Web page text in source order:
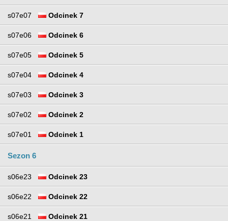
s07e07 Odcinek 7
s07e06 Odcinek 6
s07e05 Odcinek 5
s07e04 Odcinek 4
s07e03 Odcinek 3
s07e02 Odcinek 2
s07e01 Odcinek 1
Sezon 6
s06e23 Odcinek 23
s06e22 Odcinek 22
s06e21 Odcinek 21